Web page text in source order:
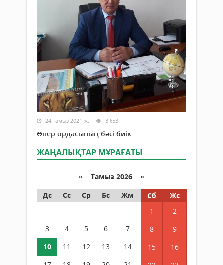
24 тамыз 2021 ж. 3 653
Өнер ордасының бәсі биік
ЖАҢАЛЫҚТАР МҰРАҒАТЫ
« Тамыз 2026 »
Дс
Сс Ср Бс Жм Сб
Жс
1
2
3
4 5 6 7 8
9
10
11 12 13 14 15
16